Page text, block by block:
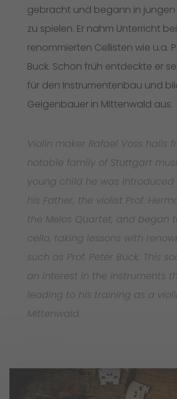
gebracht und begann in jungen
zu spielen. Er nahm Unterricht bei
renommierten Cellisten wie u.a.
Buck. Schon früh entdeckte er
für den Instrumentenbau und
Geigenbauer in Mittenwald aus.
Violin maker Rafael Voss hails
notable family of Stuttgart
young child he was
his Father, the violist Prof.
the Melos Quartet, and began
cello, taking lessons with
such as Prof. Peter Buck. This
an interest in the instruments
leading to his training as a
Mittenwald.